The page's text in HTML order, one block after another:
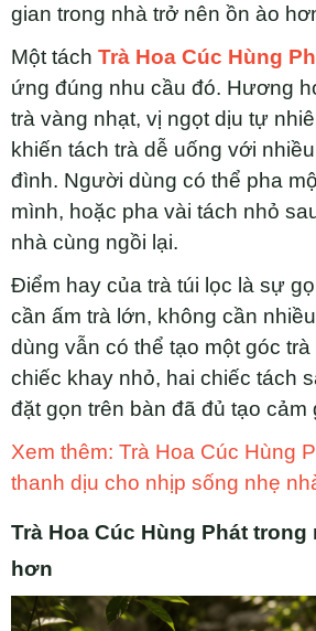
gian trong nhà trở nên ồn ào
Một tách Trà Hoa Cúc Hùng
ứng đúng nhu cầu đó. Hương
trà vàng nhạt, vị ngọt dịu tự
khiến tách trà dễ uống với
đình. Người dùng có thể pha
mình, hoặc pha vài tách nhỏ
nhà cùng ngồi lại.
Điểm hay của trà túi lọc là sự
cần ấm trà lớn, không cần
dùng vẫn có thể tạo một góc
chiếc khay nhỏ, hai chiếc tách
đặt gọn trên bàn đã đủ tạo cảm
Xem thêm: Trà Hoa Cúc Hùng
thanh dịu cho nhịp sống nhẹ
Trà Hoa Cúc Hùng Phát
hơn